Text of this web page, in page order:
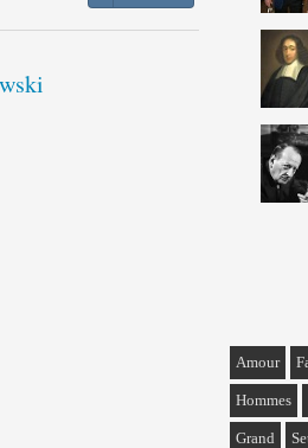
Amour
Hommes
Grand